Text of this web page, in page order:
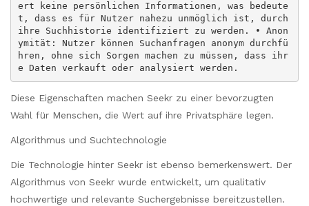
ert keine persönlichen Informationen, was bedeute
t, dass es für Nutzer nahezu unmöglich ist, durch
ihre Suchhistorie identifiziert zu werden. • Anon
ymität: Nutzer können Suchanfragen anonym durchfü
hren, ohne sich Sorgen machen zu müssen, dass ihr
e Daten verkauft oder analysiert werden.
Diese Eigenschaften machen Seekr zu einer bevorzugten
Wahl für Menschen, die Wert auf ihre Privatsphäre legen.
Algorithmus und Suchtechnologie
Die Technologie hinter Seekr ist ebenso bemerkenswert. Der
Algorithmus von Seekr wurde entwickelt, um qualitativ
hochwertige und relevante Suchergebnisse bereitzustellen.